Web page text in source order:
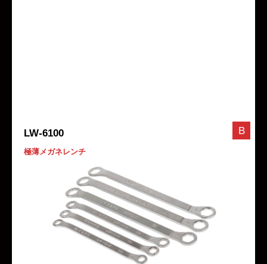
LW-6100
極薄メガネレンチ
B